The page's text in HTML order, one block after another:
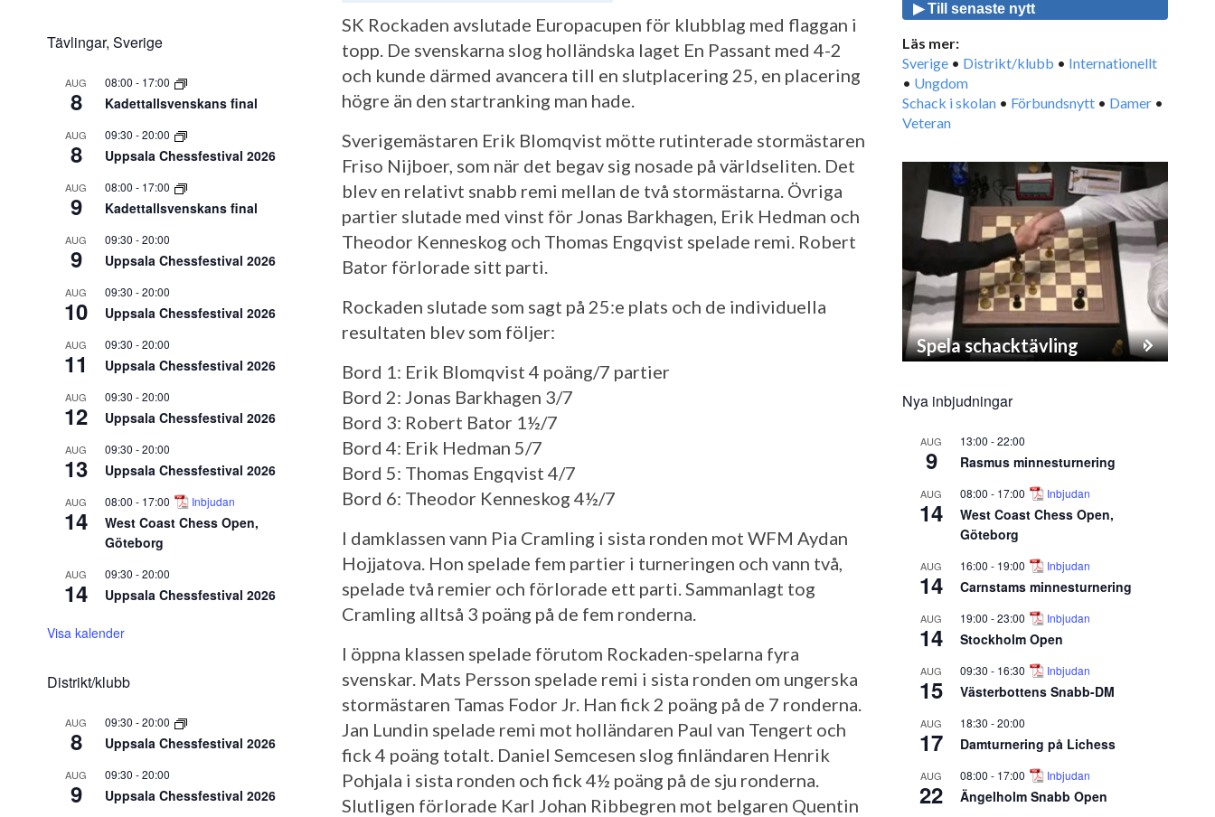
Tävlingar, Sverige
AUG
8
08:00 - 17:00
Kadettallsvenskans final
AUG
8
09:30 -20:00
Uppsala Chessfestival 2026
AUG
9
08:00 - 17:00
Kadettallsvenskans final
AUG
9
09:30 -20:00
Uppsala Chessfestival 2026
AUG
10
09:30 -20:00
Uppsala Chessfestival 2026
AUG
11
09:30 -20:00
Uppsala Chessfestival 2026
AUG
12
09:30 -20:00
Uppsala Chessfestival 2026
AUG
13
09:30 -20:00
Uppsala Chessfestival 2026
AUG
14
08:00 - 17:00 Inbjudan
West Coast Chess Open,
Göteborg
AUG
14
09:30 -20:00
Uppsala Chessfestival 2026
Visa kalender
Distrikt/klubb
AUG
8
09:30 -20:00
Uppsala Chessfestival 2026
AUG
9
09:30 -20:00
Uppsala Chessfestival 2026
SK Rockaden avslutade Europacupen för klubblag med flaggan i
topp. De svenskarna slog holländska laget En Passant med 4-2
och kunde därmed avancera till en slutplacering 25, en placering
högre än den startranking man hade.
Sverigemästaren Erik Blomqvist mötte rutinterade stormästaren
Friso Nijboer, som när det begav sig nosade på världseliten. Det
blev en relativt snabb remi mellan de två stormästarna. Övriga
partier slutade med vinst för Jonas Barkhagen, Erik Hedman och
Theodor Kenneskog och Thomas Engqvist spelade remi. Robert
Bator förlorade sitt parti.
Rockaden slutade som sagt på 25:e plats och de individuella
resultaten blev som följer:
Bord 1: Erik Blomqvist 4 poäng/7 partier
Bord 2: Jonas Barkhagen 3/7
Bord 3: Robert Bator 1½/7
Bord 4: Erik Hedman 5/7
Bord 5: Thomas Engqvist 4/7
Bord 6: Theodor Kenneskog 4½/7
I damklassen vann Pia Cramling i sista ronden mot WFM Aydan
Hojjatova. Hon spelade fem partier i turneringen och vann två,
spelade två remier och förlorade ett parti. Sammanlagt tog
Cramling alltså 3 poäng på de fem ronderna.
I öppna klassen spelade förutom Rockaden-spelarna fyra
svenskar. Mats Persson spelade remi i sista ronden om ungerska
stormästaren Tamas Fodor Jr. Han fick 2 poäng på de 7 ronderna.
Jan Lundin spelade remi mot holländaren Paul van Tengert och
fick 4 poäng totalt. Daniel Semcesen slog finländaren Henrik
Pohjala i sista ronden och fick 4½ poäng på de sju ronderna.
Slutligen förlorade Karl Johan Ribbegren mot belgaren Quentin
▶ Till senaste nytt
Läs mer:
Sverige • Distrikt/klubb • Internationellt
• Ungdom
Schack i skolan • Förbundsnytt • Damer •
Veteran
Spela schacktävling
Nya inbjudningar
AUG
9
13:00 -22:00
Rasmus minnesturnering
AUG
14
08:00 - 17:00 Inbjudan
West Coast Chess Open,
Göteborg
AUG
14
16:00 - 19:00 Inbjudan
Carnstams minnesturnering
AUG
14
19:00 -23:00 Inbjudan
Stockholm Open
AUG
15
09:30 - 16:30 Inbjudan
Västerbottens Snabb-DM
AUG
17
18:30 -20:00
Damturnering på Lichess
AUG
22
08:00 - 17:00 Inbjudan
Ängelholm Snabb Open